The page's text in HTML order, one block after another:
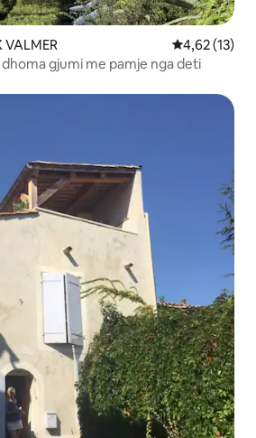
VALMER Vlerësimi
4,62 (13)
gjumi me pamje nga deti